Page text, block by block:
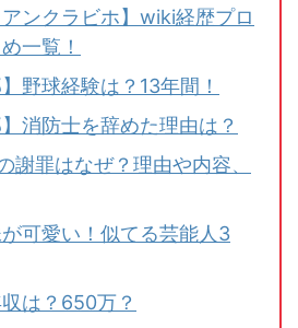
アンクラビホ】wiki経歴プロ
一覧！
野球経験は？13年間！
】消防士を辞めた理由は？
謝罪はなぜ？理由や内容、
が可愛い！似てる芸能人3
収は？650万？